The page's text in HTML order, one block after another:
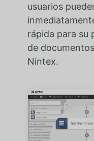
usuarios
rápida para su
de
Nintex.